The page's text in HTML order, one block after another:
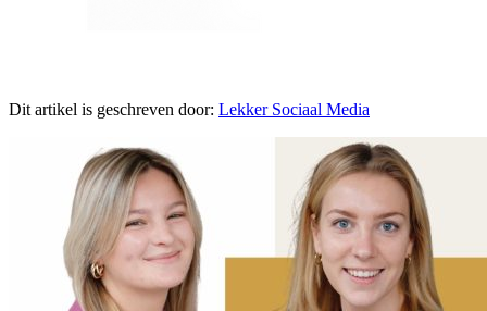
Dit artikel is geschreven door: Lekker Sociaal Media